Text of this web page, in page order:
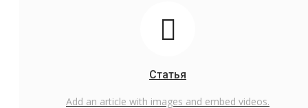
Статья
Add an article with images and embed videos.